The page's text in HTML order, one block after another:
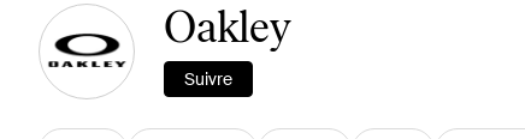
Oakley
Suivre